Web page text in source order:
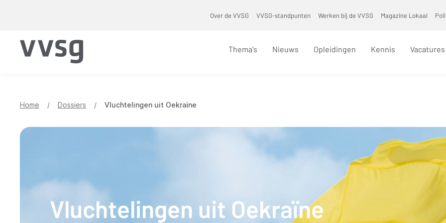
Over de VVSG VVSG-standpunten Werken bij de VVSG Magazine Lokaal
Thema's Nieuws Opleidingen Kennis Vacatures
Home / Dossiers / Vluchtelingen uit Oekraïne
Vluchtelingen uit Oekraïne